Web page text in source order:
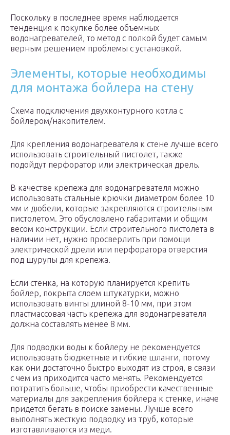
Поскольку в последнее время наблюдается
тенденция к покупке более объемных
водонагревателей, то метод с полкой будет самым
верным решением проблемы с установкой.
Элементы, которые необходимы
для монтажа бойлера на стену
Схема подключения двухконтурного котла с
бойлером/накопителем.
Для крепления водонагревателя к стене лучше всего
использовать строительный пистолет, также
подойдут перфоратор или электрическая дрель.
В качестве крепежа для водонагревателя можно
использовать стальные крючки диаметром более 10
мм и дюбели, которые закрепляются строительным
пистолетом. Это обусловлено габаритами и общим
весом конструкции. Если строительного пистолета в
наличии нет, нужно просверлить при помощи
электрической дрели или перфоратора отверстия
под шурупы для крепежа.
Если стенка, на которую планируется крепить
бойлер, покрыта слоем штукатурки, можно
использовать винты длиной 8-10 мм, при этом
пластмассовая часть крепежа для водонагревателя
должна составлять менее 8 мм.
Для подводки воды к бойлеру не рекомендуется
использовать бюджетные и гибкие шланги, потому
как они достаточно быстро выходят из строя, в связи
с чем из приходится часто менять. Рекомендуется
потратить больше, чтобы приобрести качественные
материалы для закрепления бойлера к стенке, иначе
придется бегать в поиске замены. Лучше всего
выполнять жесткую подводку из труб, которые
изготавливаются из меди.